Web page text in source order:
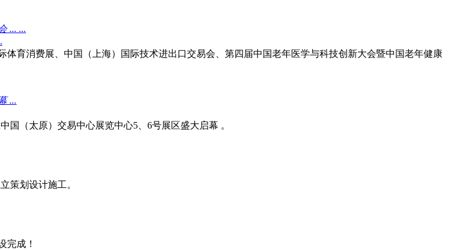
... ...
体育消费展、中国（上海）国际技术进出口交易会、第四届中国老年医学与科技创新大会暨中国老年健康
...
国（太原）交易中心展览中心5、6号展区盛大启幕 。
策划设计施工。
完成！